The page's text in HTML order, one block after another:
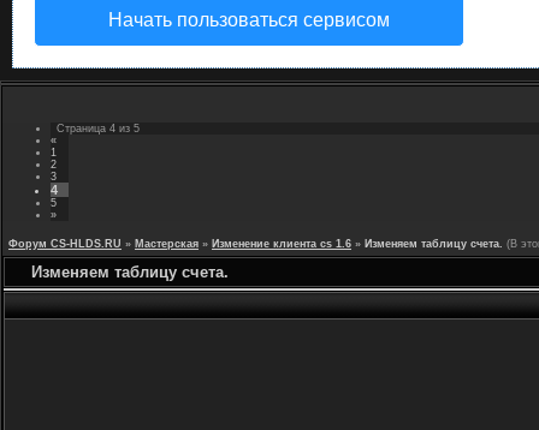
Начать пользоваться сервисом
Страница 4 из 5
«
1
2
3
4
5
»
Форум CS-HLDS.RU » Мастерская » Изменение клиента cs 1.6 » Изменяем таблицу счета. (В
Изменяем таблицу счета.